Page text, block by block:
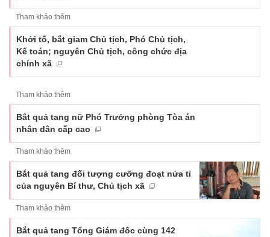
Tham khảo thêm
Khởi tố, bắt giam Chủ tịch, Phó Chủ tịch,
Kế toán; nguyên Chủ tịch, công chức địa
chính xã
Tham khảo thêm
Bắt quả tang nữ Phó Trưởng phòng Tòa án
nhân dân cấp cao
Tham khảo thêm
Bắt quả tang đối tượng cưỡng đoạt nửa tỉ
của nguyên Bí thư, Chủ tịch xã
Tham khảo thêm
Bắt quả tang Tổng Giám đốc cùng 142